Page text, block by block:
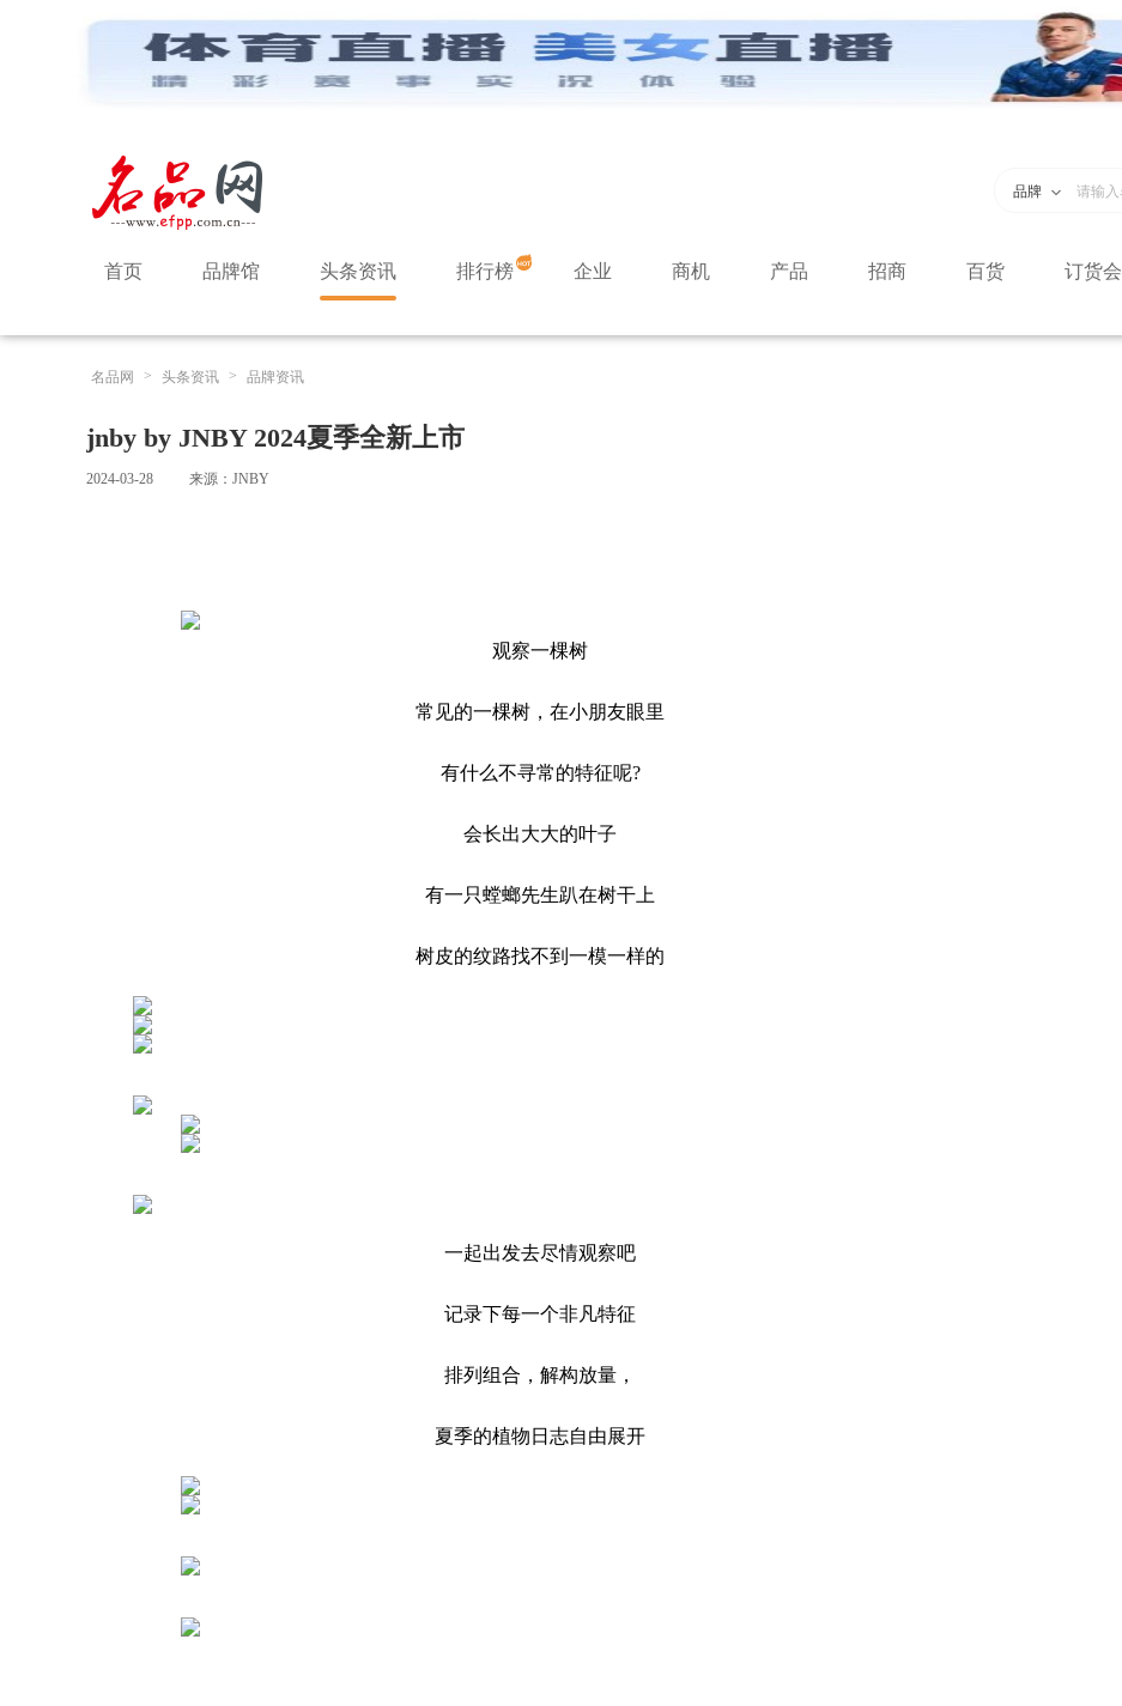
品牌
首页 品牌馆 头条资讯 排行榜 企业 商机 产品 招商 百货 订货会
名品网 > 头条资讯 > 品牌资讯
jnby by JNBY 2024夏季全新上市
2024-03-28 来源：JNBY
观察一棵树
常见的一棵树，在小朋友眼里
有什么不寻常的特征呢?
会长出大大的叶子
有一只螳螂先生趴在树干上
树皮的纹路找不到一模一样的
一起出发去尽情观察吧
记录下每一个非凡特征
排列组合，解构放量，
夏季的植物日志自由展开